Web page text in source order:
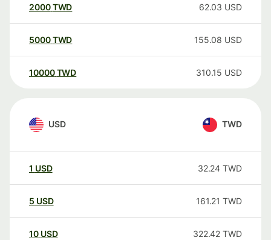
2000TWD 62.03 USD
5000TWD 155.08 USD
10000 TWD 310.15 USD
USD TWD
1 USD 32.24 TWD
5 USD 161.21 TWD
10 USD 322.42 TWD